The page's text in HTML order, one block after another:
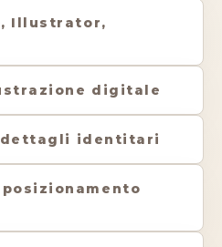
Illustrator,
digitale
dettagli identitari